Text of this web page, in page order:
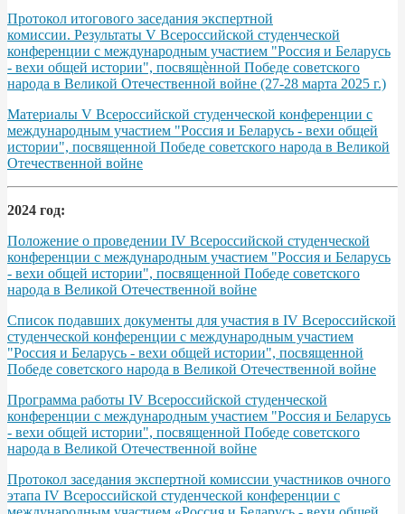
Протокол итогового заседания экспертной
комиссии. Результаты V Всероссийской студенческой
конференции с международным участием "Россия и Беларусь
- вехи общей истории", посвящѐнной Победе советского
народа в Великой Отечественной войне (27-28 марта 2025 г.)
Материалы V Всероссийской студенческой конференции с
международным участием "Россия и Беларусь - вехи общей
истории", посвященной Победе советского народа в Великой
Отечественной войне
2024 год:
Положение о проведении IV Всероссийской студенческой
конференции с международным участием "Россия и Беларусь
- вехи общей истории", посвященной Победе советского
народа в Великой Отечественной войне
Список подавших документы для участия в IV Всероссийской
студенческой конференции с международным участием
"Россия и Беларусь - вехи общей истории", посвященной
Победе советского народа в Великой Отечественной войне
Программа работы IV Всероссийской студенческой
конференции с международным участием "Россия и Беларусь
- вехи общей истории", посвященной Победе советского
народа в Великой Отечественной войне
Протокол заседания экспертной комиссии участников очного
этапа IV Всероссийской студенческой конференции с